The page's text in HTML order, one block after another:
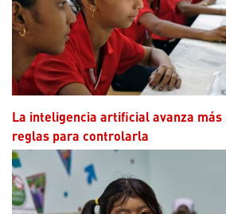
La inteligencia artificial avanza más rápido que las
reglas para controlarla